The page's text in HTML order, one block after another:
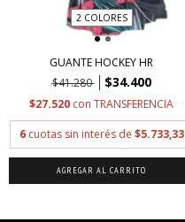
2 COLORES
GUANTE HOCKEY HR
$41.280
$34.400
$27.520 con TRANSFERENCIA
6 cuotas sin interés de $5.733,33
AGREGAR AL CARRITO